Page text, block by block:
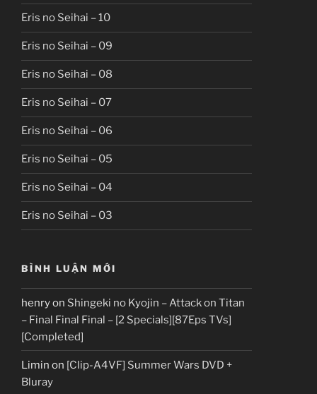
Eris no Seihai – 10
Eris no Seihai – 09
Eris no Seihai – 08
Eris no Seihai – 07
Eris no Seihai – 06
Eris no Seihai – 05
Eris no Seihai – 04
Eris no Seihai – 03
BÌNH LUẬN MỚI
henryon Shingeki no Kyojin – Attack on Titan
– Final Final Final – [2 Specials][87Eps TVs]
[Completed]
Limin on [Clip-A4VF] Summer Wars DVD +
Bluray